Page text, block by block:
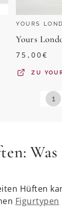
YOURS
75,00€
ZU
1
Hüften
Figurtypen